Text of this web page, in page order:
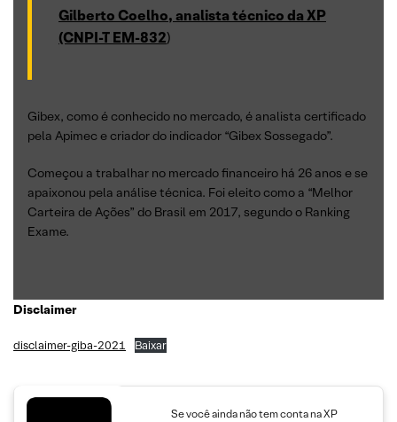
Gilberto Coelho, analista técnico da XP
(CNPI-T EM-832)
Gibex, como é conhecido no mercado, é analista certificado
pela Apimec e criador do indicador “Gibex Sossegado”.
Começou a trabalhar no mercado financeiro há 26 anos e se
apaixonou pela análise técnica. Foi eleito como a “Melhor
Carteira de Ações” do Brasil em 2017, segundo o Ranking
Exame.
Disclaimer
disclaimer-giba-2021 Baixar
Se você ainda não tem conta na XP